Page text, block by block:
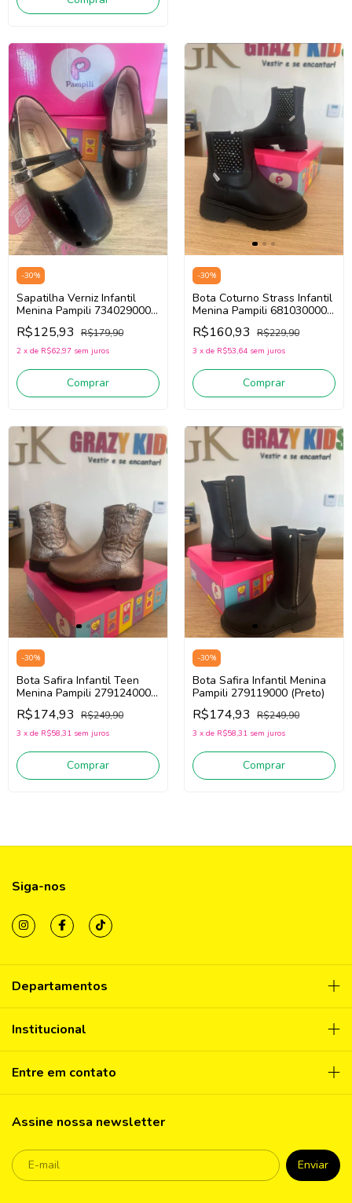
-30%
Sapatilha Verniz Infantil
Menina Pampili 734029000
(preto)
R$125,93 R$179,90
2 x de R$62,97 sem juros
Comprar
-30%
Bota Coturno Strass Infantil
Menina Pampili 681030000
(Preto)
R$160,93 R$229,90
3 x de R$53,64 sem juros
Comprar
-30%
Bota Safira Infantil Teen
Menina Pampili 279124000
(Grafite)
R$174,93 R$249,90
3 x de R$58,31 sem juros
Comprar
-30%
Bota Safira Infantil Menina
Pampili 279119000 (Preto)
R$174,93 R$249,90
3 x de R$58,31 sem juros
Comprar
Siga-nos
Departamentos
Institucional
Entre em contato
Assine nossa newsletter